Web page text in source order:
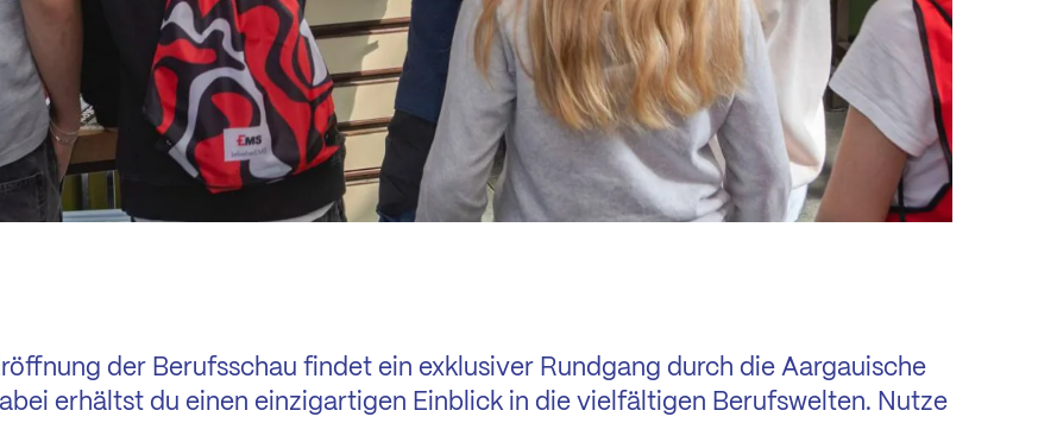
der Berufsschau findet ein exklusiver Rundgang durch die Aargauische
erhältst du einen einzigartigen Einblick in die vielfältigen Berufswelten. Nutze